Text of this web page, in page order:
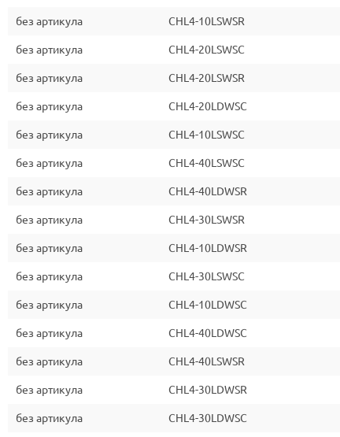
без артикула CHL4-10LSWSR
без артикула CHL4-20LSWSC
без артикула CHL4-20LSWSR
без артикула CHL4-20LDWSC
без артикула CHL4-10LSWSC
без артикула CHL4-40LSWSC
без артикула CHL4-40LDWSR
без артикула CHL4-30LSWSR
без артикула CHL4-10LDWSR
без артикула CHL4-30LSWSC
без артикула CHL4-10LDWSC
без артикула CHL4-40LDWSC
без артикула CHL4-40LSWSR
без артикула CHL4-30LDWSR
без артикула CHL4-30LDWSC